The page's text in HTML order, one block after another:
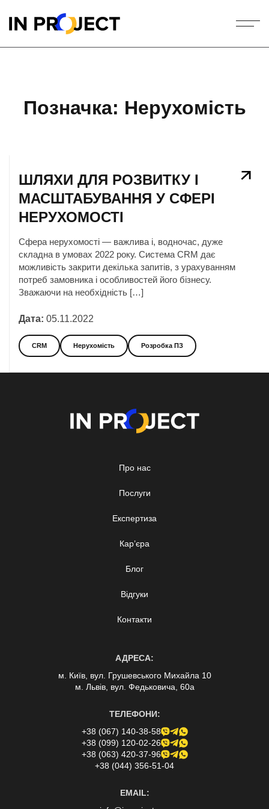
Позначка: Нерухомість
ШЛЯХИ ДЛЯ РОЗВИТКУ І
МАСШТАБУВАННЯ У СФЕРІ
НЕРУХОМОСТІ
Сфера нерухомості — важлива і, водночас, дуже
складна в умовах 2022 року. Система CRM дає
можливість закрити декілька запитів, з урахуванням
потреб замовника і особливостей його бізнесу.
Зважаючи на необхідність […]
Дата: 05.11.2022
CRM Нерухомість Розробка ПЗ
Про нас
Послуги
Експертиза
Кар’єра
Блог
Відгуки
Контакти
АДРЕСА:
м. Київ, вул. Грушевського Михайла 10
м. Львів, вул. Федьковича, 60а
ТЕЛЕФОНИ:
+38 (067) 140-38-58
+38 (099) 120-02-26
+38 (063) 420-37-96
+38 (044) 356-51-04
EMAIL: